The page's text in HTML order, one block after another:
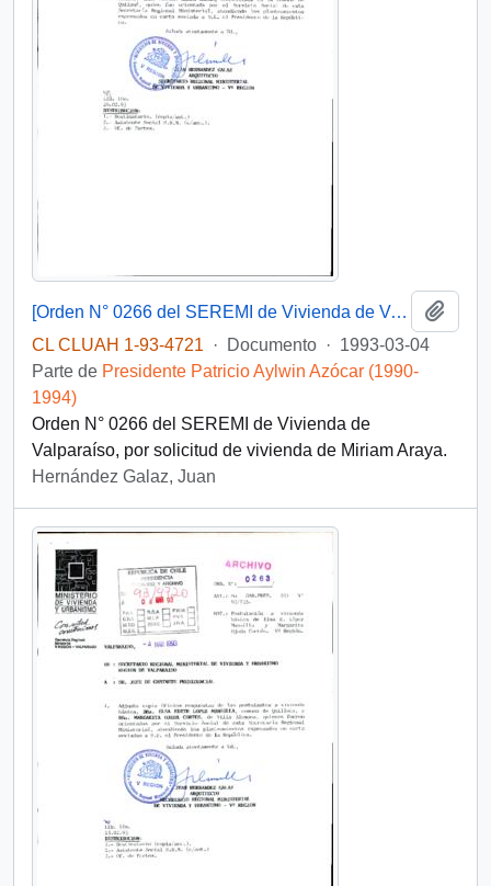
[Orden N° 0266 del SEREMI de Vivienda de Valparaíso]
CL CLUAH 1-93-4721
· Documento · 1993-03-04
Parte de Presidente Patricio Aylwin Azócar (1990-
1994)
Orden N° 0266 del SEREMI de Vivienda de
Valparaíso, por solicitud de vivienda de Miriam Araya.
Hernández Galaz, Juan